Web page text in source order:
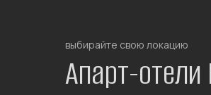
Апарт-
выбирайте свою локацию